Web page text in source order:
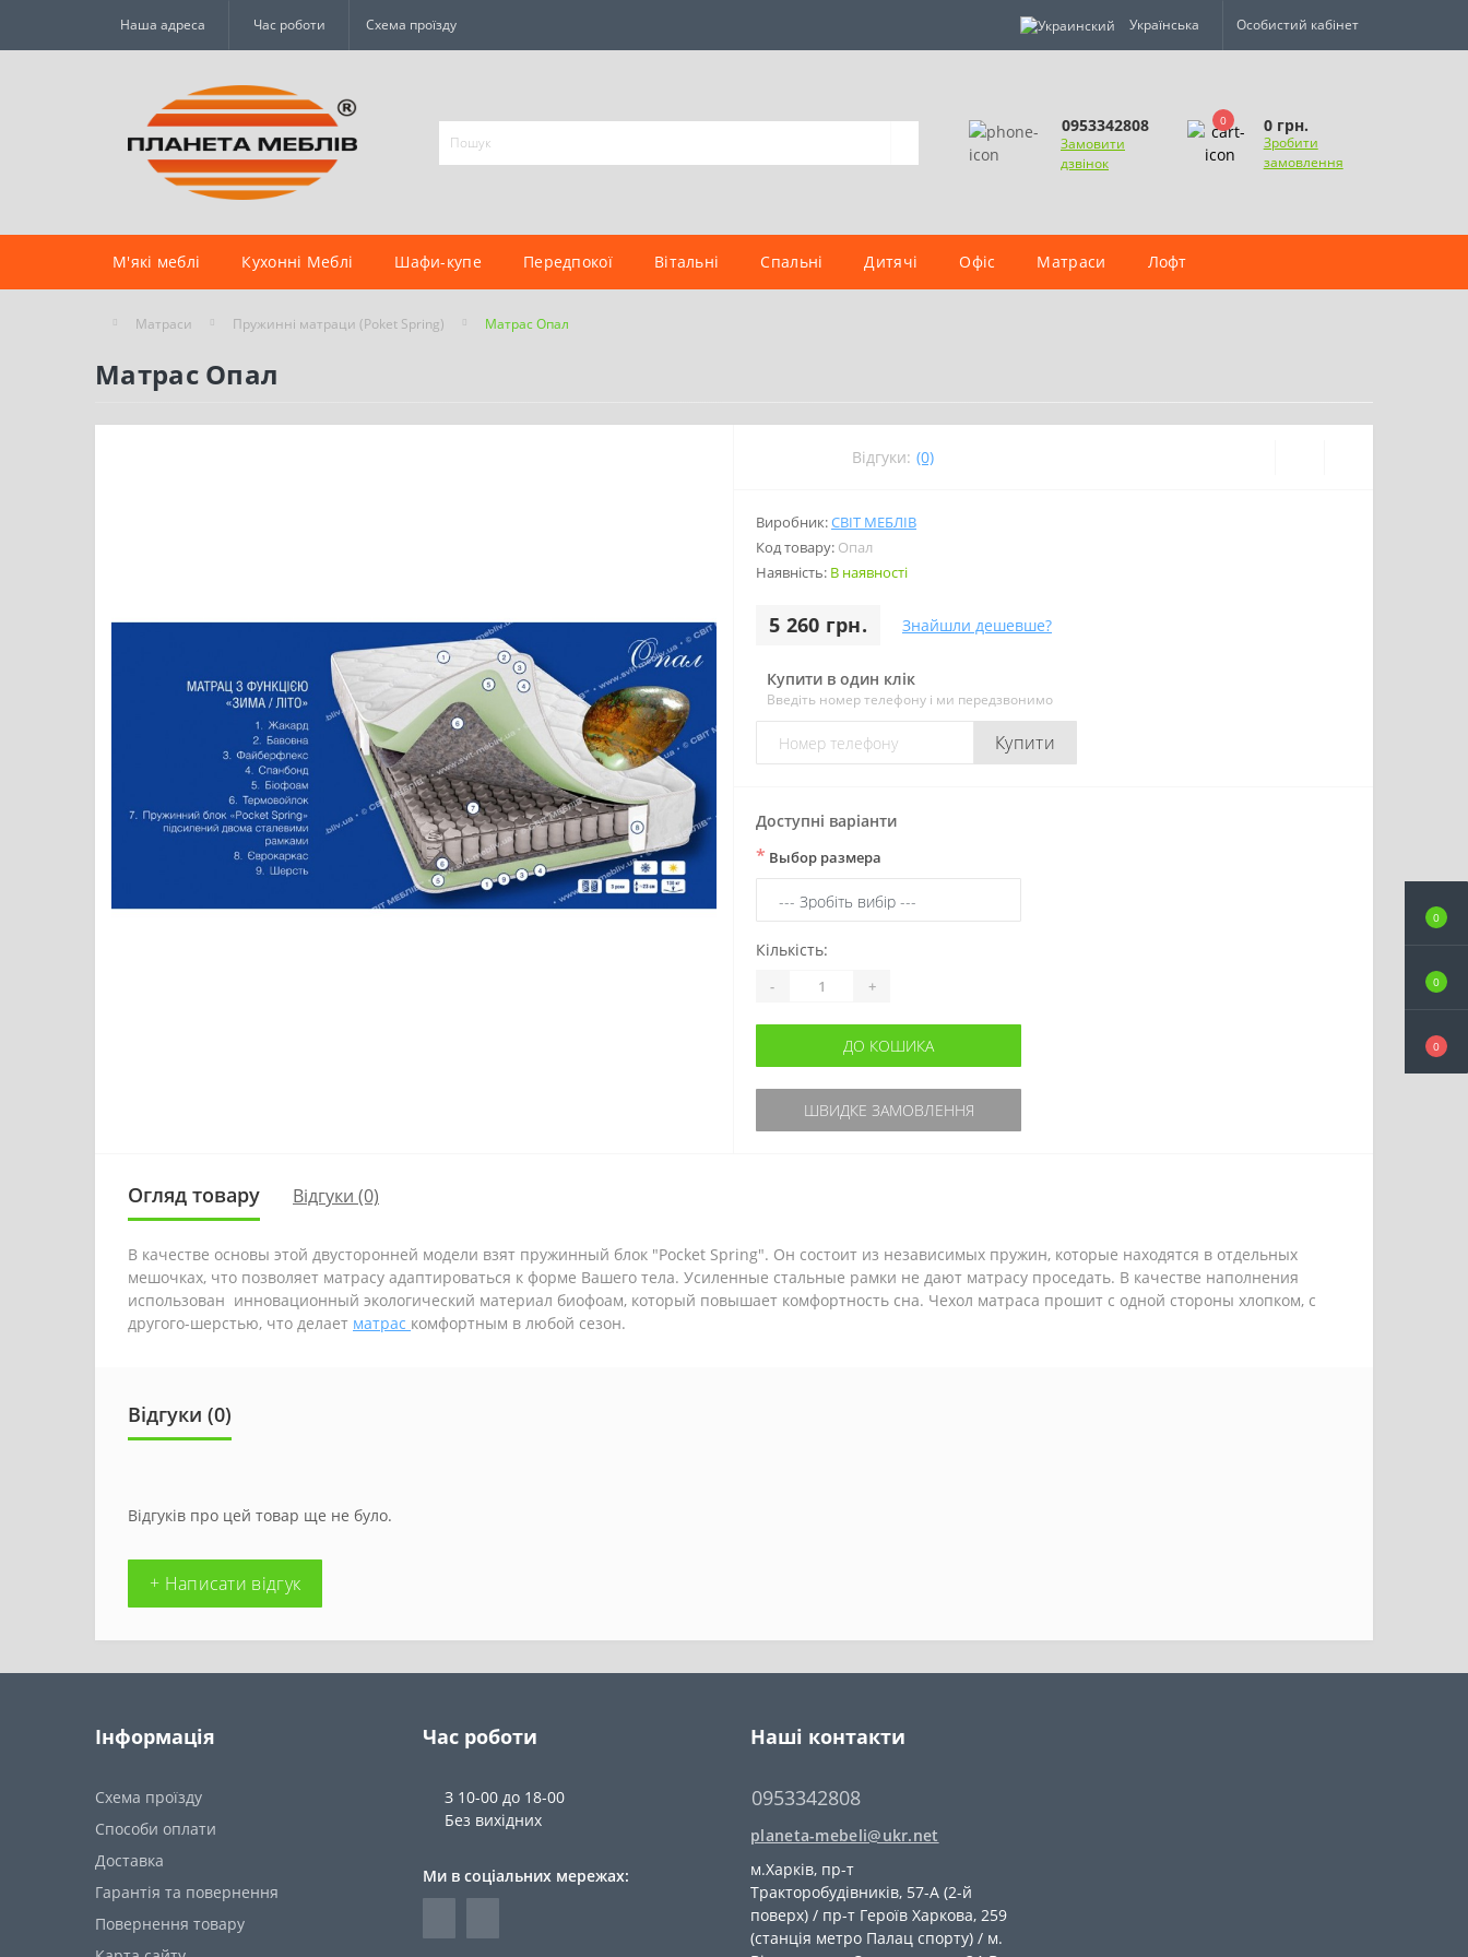
0
0
0
Наша адреса Час роботи Схема проїзду Українська Особистий кабінет
0953342808
Замовити
дзвінок
0 0 грн.
Зробити
замовлення
М'які меблі Кухонні Меблі Шафи-купе Передпокої Вітальні Спальні Дитячі Офіс Матраси Лофт
Матраси Пружинні матраци (Poket Spring) Матрас Опал
Матрас Опал
Відгуки: (0)
Виробник:СВІТ МЕБЛІВ
Код товару: Опал
Наявність: В наявності
5 260 грн. Знайшли дешевше?
Купити в один клік
Введіть номер телефону і ми передзвонимо
Купити
Доступні варіанти
* Выбор размера
Кількість:
- +
ДО КОШИКА
ШВИДКЕ ЗАМОВЛЕННЯ
Огляд товару Відгуки (0)
В качестве основы этой двусторонней модели взят пружинный блок "Pocket Spring". Он состоит из независимых пружин, которые находятся в отдельных
мешочках, что позволяет матрасу адаптироваться к форме Вашего тела. Усиленные стальные рамки не дают матрасу проседать. В качестве наполнения
использован инновационный экологический материал биофоам, который повышает комфортность сна. Чехол матраса прошит с одной стороны хлопком, с
другого-шерстью, что делает матрас комфортным в любой сезон.
Відгуки (0)
Відгуків про цей товар ще не було.
+ Написати відгук
Інформація
Схема проїзду
Способи оплати
Доставка
Гарантія та повернення
Повернення товару
Час роботи
З 10-00 до 18-00
Без вихідних
Ми в соціальних мережах:
Наші контакти
0953342808
planeta-mebeli@ukr.net
м.Харків, пр-т
Тракторобудівників, 57-А (2-й
поверх) / пр-т Героїв Харкова, 259
(станція метро Палац спорту) / м.